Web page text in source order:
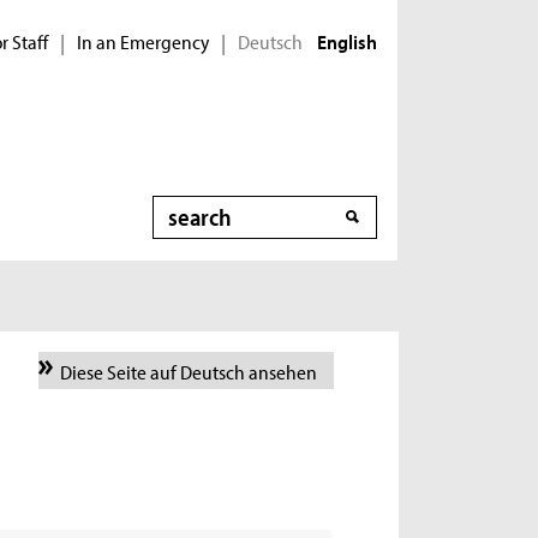
Staff | In an Emergency | Deutsch English
Search
Diese Seite auf Deutsch ansehen